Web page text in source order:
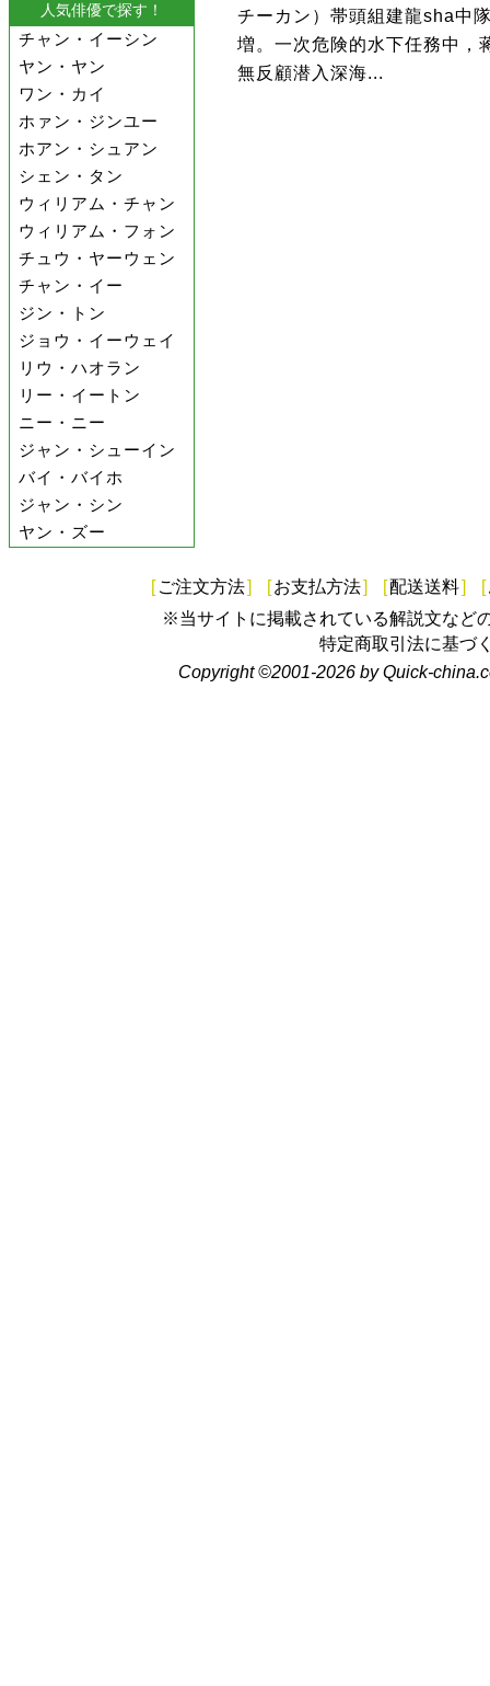
人気俳優で探す！
チャン・イーシン
ヤン・ヤン
ワン・カイ
ホァン・ジンユー
ホアン・シュアン
シェン・タン
ウィリアム・チャン
ウィリアム・フォン
チュウ・ヤーウェン
チャン・イー
ジン・トン
ジョウ・イーウェイ
リウ・ハオラン
リー・イートン
ニー・ニー
ジャン・シューイン
バイ・バイホ
ジャン・シン
ヤン・ズー
チーカン）帯頭組建龍sha中
増。一次危険的水下任務中，
無反顧潜入深海...
[ ご注文方法] [お支払方法] [配送送料] [
※当サイトに掲載されている解説文など
特定商取引法に基づ
Copyright ©2001-2026 by Quick-